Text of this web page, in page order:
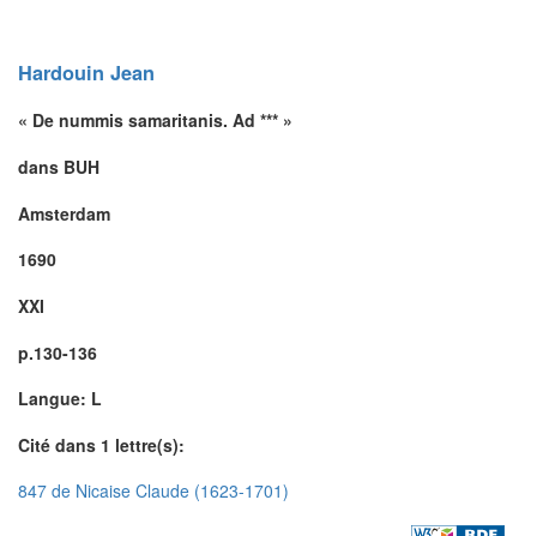
Hardouin Jean
« De nummis samaritanis. Ad *** »
dans BUH
Amsterdam
1690
XXI
p.130-136
Langue: L
Cité dans 1 lettre(s):
847 de Nicaise Claude (1623-1701)